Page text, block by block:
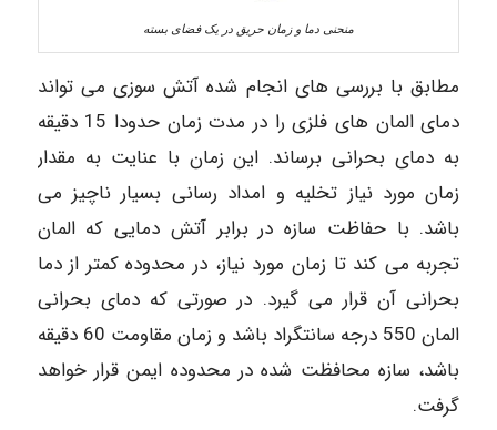
منحنی دما و زمان حریق در یک فضای بسته
مطابق با بررسی های انجام شده آتش سوزی می تواند
دمای المان های فلزی را در مدت زمان حدودا 15 دقیقه
به دمای بحرانی برساند. این زمان با عنایت به مقدار
زمان مورد نیاز تخلیه و امداد رسانی بسیار ناچیز می
باشد. با حفاظت سازه در برابر آتش دمایی که المان
تجربه می کند تا زمان مورد نیاز، در محدوده کمتر از دما
بحرانی آن قرار می گیرد. در صورتی که دمای بحرانی
المان 550 درجه سانتگراد باشد و زمان مقاومت 60 دقیقه
باشد، سازه محافظت شده در محدوده ایمن قرار خواهد
گرفت.